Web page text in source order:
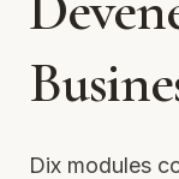
Dix modules